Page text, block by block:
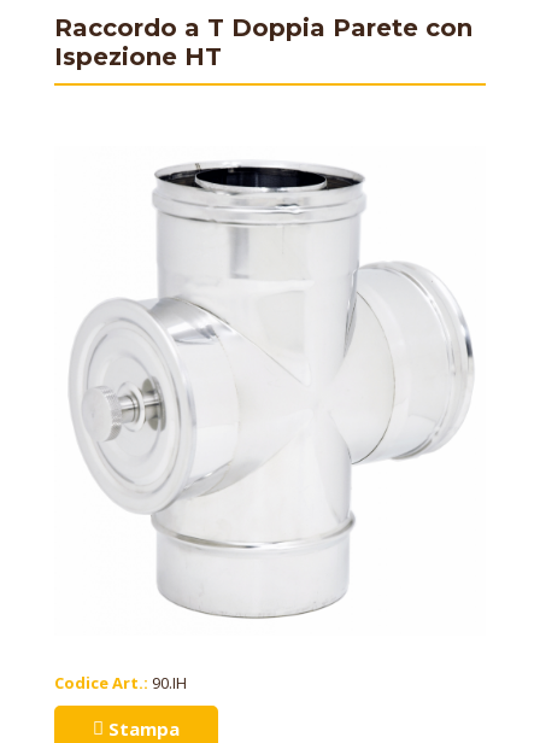
Raccordo a T Doppia Parete con
Ispezione HT
Codice Art.: 90.IH
Stampa